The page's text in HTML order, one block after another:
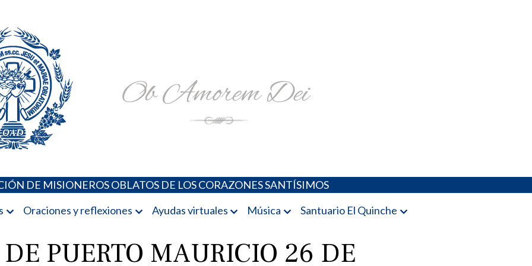
DE MISIONEROS OBLATOS DE LOS CORAZONES SANTÍSIMOS
Oraciones y reflexiones Ayudas virtuales Música Santuario El Quinche
PUERTO MAURICIO 26 DE